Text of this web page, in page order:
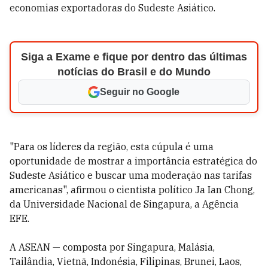
economias exportadoras do Sudeste Asiático.
Siga a Exame e fique por dentro das últimas
notícias do Brasil e do Mundo
Seguir no Google
"Para os líderes da região, esta cúpula é uma
oportunidade de mostrar a importância estratégica do
Sudeste Asiático e buscar uma moderação nas tarifas
americanas", afirmou o cientista político Ja Ian Chong,
da Universidade Nacional de Singapura, a Agência
EFE.
A ASEAN — composta por Singapura, Malásia,
Tailândia, Vietnã, Indonésia, Filipinas, Brunei, Laos,